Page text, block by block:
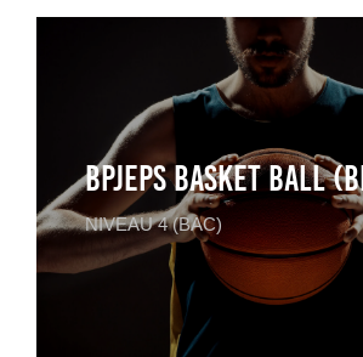
BPJEPS Basket Ball
NIVEAU 4 (BAC)